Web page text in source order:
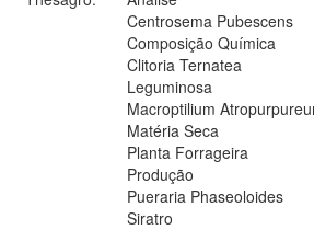
Centrosema Pubescens
Composição Química
Clitoria Ternatea
Leguminosa
Macroptilium
Matéria Seca
Planta Forrageira
Produção
Pueraria Phaseoloides
Siratro